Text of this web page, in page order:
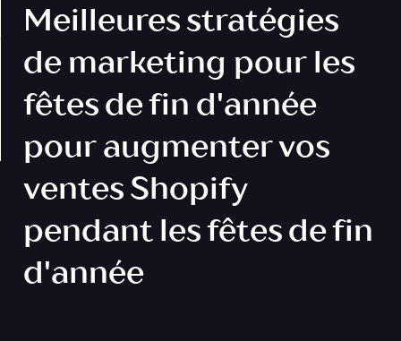
Meilleures stratégies
de marketing pour les
fêtes de fin d'année
pour augmenter vos
ventes Shopify
pendant les fêtes de fin
d'année